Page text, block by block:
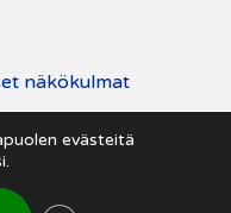
näkökulmat
evästeitä